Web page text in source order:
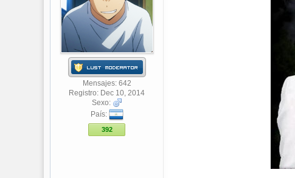
Mensajes: 642
Registro: Dec 10, 2014
Sexo:
País:
392